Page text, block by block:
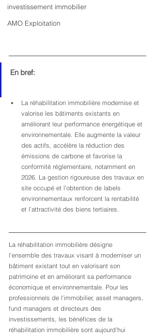
investissement immobilier
AMO Exploitation
En bref:
La réhabilitation immobilière modernise et
valorise les bâtiments existants en
améliorant leur performance énergétique et
environnementale. Elle augmente la valeur
des actifs, accélère la réduction des
émissions de carbone et favorise la
conformité réglementaire, notamment en
2026. La gestion rigoureuse des travaux en
site occupé et l’obtention de labels
environnementaux renforcent la rentabilité
et l’attractivité des biens tertiaires.
La réhabilitation immobilière désigne
l’ensemble des travaux visant à moderniser un
bâtiment existant tout en valorisant son
patrimoine et en améliorant sa performance
économique et environnementale. Pour les
professionnels de l’immobilier, asset managers,
fund managers et directeurs des
investissements, les bénéfices de la
réhabilitation immobilière sont aujourd’hui